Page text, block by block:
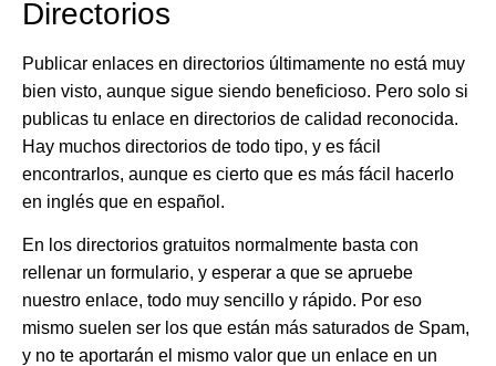
Directorios
Publicar enlaces en directorios últimamente no está muy
bien visto, aunque sigue siendo beneficioso. Pero solo si
publicas tu enlace en directorios de calidad reconocida.
Hay muchos directorios de todo tipo, y es fácil
encontrarlos, aunque es cierto que es más fácil hacerlo
en inglés que en español.
En los directorios gratuitos normalmente basta con
rellenar un formulario, y esperar a que se apruebe
nuestro enlace, todo muy sencillo y rápido. Por eso
mismo suelen ser los que están más saturados de Spam,
y no te aportarán el mismo valor que un enlace en un